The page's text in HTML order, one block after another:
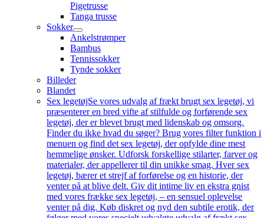
Pigetrusse
Tanga trusse
Sokker
Ankelstrømper
Bambus
Tennissokker
Tynde sokker
Billeder
Blandet
Sex legetøjSe vores udvalg af frækt brugt sex legetøj, vi
præsenterer en bred vifte af stilfulde og forførende sex
legetøj, der er blevet brugt med lidenskab og omsorg.
Finder du ikke hvad du søger? Brug vores filter funktion i
menuen og find det sex legetøj, der opfylde dine mest
hemmelige ønsker. Udforsk forskellige stilarter, farver og
materialer, der appellerer til din unikke smag. Hver sex
legetøj, bærer et strejf af forførelse og en historie, der
venter på at blive delt. Giv dit intime liv en ekstra gnist
med vores frække sex legetøj, – en sensuel oplevelse
venter på dig. Køb diskret og nyd den subtile erotik, der